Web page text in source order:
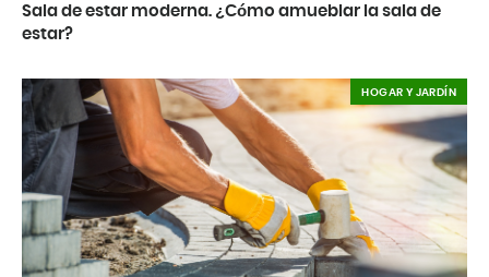
Sala de estar moderna. ¿Cómo amueblar la sala de
estar?
HOGAR Y JARDÍN